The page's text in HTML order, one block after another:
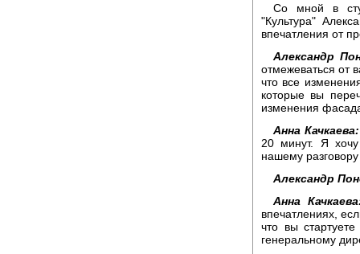
Со мной в
"Культура"
впечатления от
Александр
отмежеваться от
что все
которые вы
изменения
Анна Качкаева:
20 минут. Я хочу
нашему
Александр
Анна
впечатлениях,
что вы
генеральному